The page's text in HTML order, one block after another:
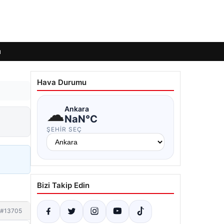
#13705
Hava Durumu
☁Ankara
NaN°C
ŞEHIR SEÇ
Bizi Takip Edin